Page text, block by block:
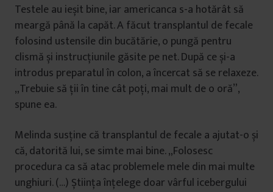
Testele au ieșit bine, iar americanca s-a hotărât să
meargă până la capăt. A făcut transplantul de fecale
folosind ustensile din bucătărie, o pungă pentru
clismă și instrucțiunile găsite pe net. După ce și-a
introdus preparatul în colon, a încercat să se relaxeze.
„Trebuie să ții în tine cât poți, mai mult de o oră”,
spune ea.
Melinda susține că transplantul de fecale a ajutat-o și
că, datorită lui, se simte mai bine. „Folosesc
procedura ca să atac problemele mele din mai multe
unghiuri. (…) Știința înțelege doar vârful icebergului